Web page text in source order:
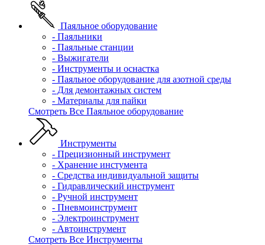
Паяльное оборудование
- Паяльники
- Паяльные станции
- Выжигатели
- Инструменты и оснастка
- Паяльное оборудование для азотной среды
- Для демонтажных систем
- Материалы для пайки
Смотреть Все Паяльное оборудование
Инструменты
- Прецизионный инструмент
- Хранение инстумента
- Средства индивидуальной защиты
- Гидравлический инструмент
- Ручной инструмент
- Пневмоинструмент
- Электроинструмент
- Автоинструмент
Смотреть Все Инструменты